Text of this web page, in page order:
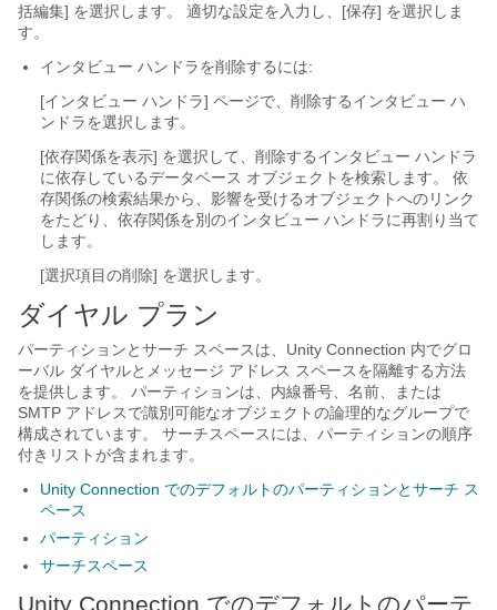
括編集] を選択します。 適切な設定を入力し、[保存] を選択しま
す。
インタビュー ハンドラを削除するには:
[インタビュー ハンドラ] ページで、削除するインタビュー ハ
ンドラを選択します。
[依存関係を表示] を選択して、削除するインタビュー ハンドラ
に依存しているデータベース オブジェクトを検索します。 依
存関係の検索結果から、影響を受けるオブジェクトへのリンク
をたどり、依存関係を別のインタビュー ハンドラに再割り当て
します。
[選択項目の削除] を選択します。
ダイヤル プラン
パーティションとサーチ スペースは、Unity Connection 内でグロ
ーバル ダイヤルとメッセージ アドレス スペースを隔離する方法
を提供します。 パーティションは、内線番号、名前、または
SMTP アドレスで識別可能なオブジェクトの論理的なグループで
構成されています。 サーチスペースには、パーティションの順序
付きリストが含まれます。
Unity Connection でのデフォルトのパーティションとサーチ ス
ペース
パーティション
サーチスペース
Unity Connection でのデフォルトのパーテ